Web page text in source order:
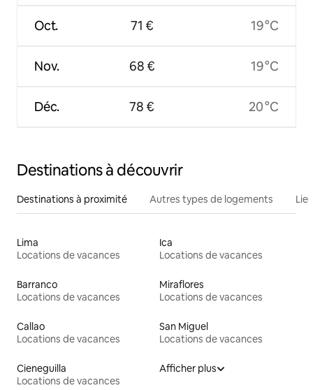
Oct.
Nov.
Déc.
71 €
68 €
78 €
19 °C
19 °C
20 °C
Destinations à découvrir
Destinations à proximité Autres types de logements
Lima
Locations de vacances
Ica
Locations de vacances
Barranco
Locations de vacances
Miraflores
Locations de vacances
Callao
Locations de vacances
San Miguel
Locations de vacances
Cieneguilla
Locations de vacances
Afficher plus